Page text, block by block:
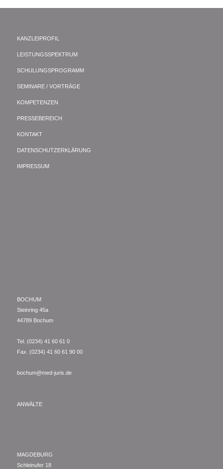
KANZLEIPROFIL
LEISTUNGSSPEKTRUM
SCHULUNGSPROGRAMM
SEMINARE / VORTRÄGE
KOMPETENZEN
PRESSEBEREICH
KONTAKT
DATENSCHUTZERKLÄRUNG
IMPRESSUM
BOCHUM
Steinring 45a
44789 Bochum
Tel. (0234) 41 60 61 0
Fax. (0234) 41 60 61 90 00
bochum@med-juris.de
ANWÄLTE
MAGDEBURG
Schleinufer 18